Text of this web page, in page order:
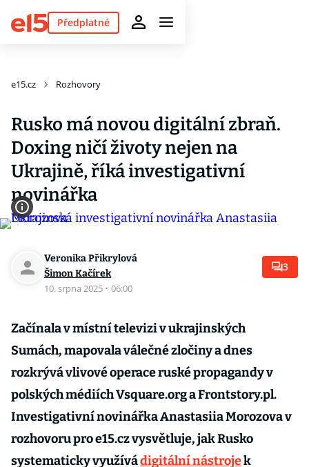
Předplatné
e15.cz Rozhovory
Rusko má novou digitální zbraň.
Doxing ničí životy nejen na
Ukrajině, říká investigativní
novinářka
Veronika Přikrylová
Šimon Kačírek
10. srpna 2025 · 06:00
3
Začínala v místní televizi v ukrajinských
Sumách, mapovala válečné zločiny a dnes
rozkrývá vlivové operace ruské propagandy v
polských médiích Vsquare.org a Frontstory.pl.
Investigativní novinářka Anastasiia Morozova v
rozhovoru pro e15.cz vysvětluje, jak Rusko
systematicky využívádigitální nástrojek